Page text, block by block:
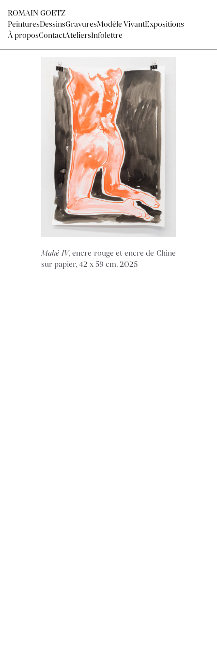
ROMAIN GOETZ
PeinturesDessinsGravuresModèle VivantExpositions
À proposContactAteliersInfolettre
Mahé IV, encre rouge et encre de Chine
sur papier, 42 x 59 cm, 2025